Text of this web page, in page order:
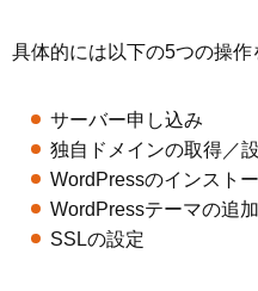
具体的には以下の5つの操作
サーバー申し込み
独自ドメインの取得／
WordPressのインスト
WordPressテーマの追加
SSLの設定